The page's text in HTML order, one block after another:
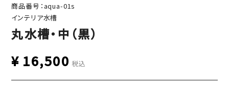
商品番号：aqua-01s
インテリア水槽
丸水槽・中（黒）
¥ 16,500 税込